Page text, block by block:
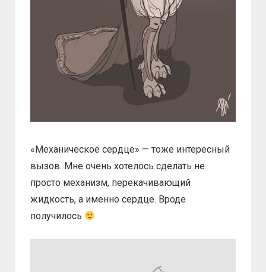
«Механическое сердце» — тоже интересный
вызов. Мне очень хотелось сделать не
просто механизм, перекачивающий
жидкость, а именно сердце. Вроде
получилось